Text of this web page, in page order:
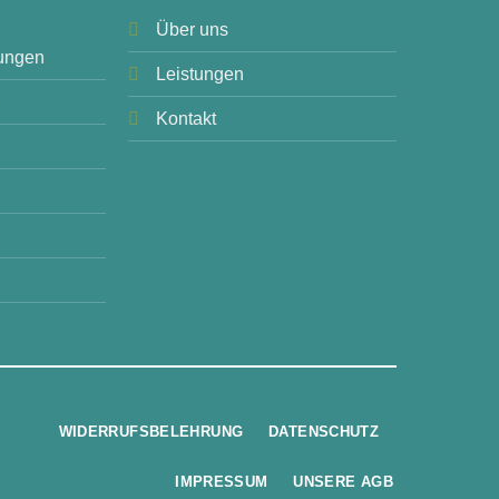
Über uns
Leistungen
Kontakt
WIDERRUFSBELEHRUNG DATENSCHUTZ
IMPRESSUM UNSERE AGB